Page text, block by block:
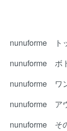
カテゴリー一覧
nunuforme ト
nunuforme ボ
nunuforme ワ
nunuforme ア
nunuforme そ